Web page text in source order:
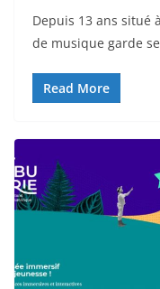
Depuis 13 ans situé
de musique garde
Read More